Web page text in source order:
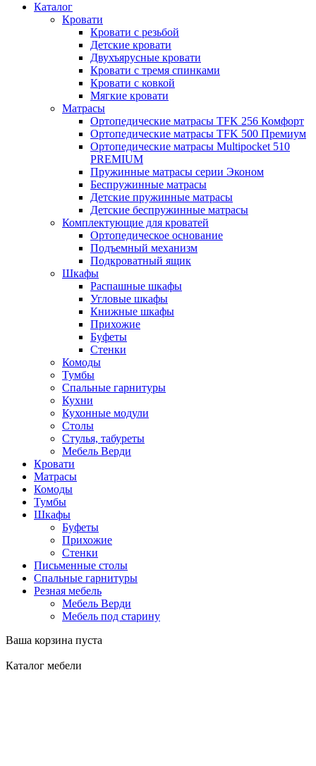
Каталог
Кровати
Кровати с резьбой
Детские кровати
Двухъярусные кровати
Кровати с тремя спинками
Кровати с ковкой
Мягкие кровати
Матрасы
Ортопедические матрасы TFK 256 Комфорт
Ортопедические матрасы TFK 500 Премиум
Ортопедические матрасы Multipocket 510
PREMIUM
Пружинные матрасы серии Эконом
Беспружинные матрасы
Детские пружинные матрасы
Детские беспружинные матрасы
Комплектующие для кроватей
Ортопедическое основание
Подъемный механизм
Подкроватный ящик
Шкафы
Распашные шкафы
Угловые шкафы
Книжные шкафы
Прихожие
Буфеты
Стенки
Комоды
Тумбы
Спальные гарнитуры
Кухни
Кухонные модули
Столы
Стулья, табуреты
Мебель Верди
Кровати
Матрасы
Комоды
Тумбы
Шкафы
Буфеты
Прихожие
Стенки
Письменные столы
Спальные гарнитуры
Резная мебель
Мебель Верди
Мебель под старину
Ваша корзина пуста
Каталог мебели